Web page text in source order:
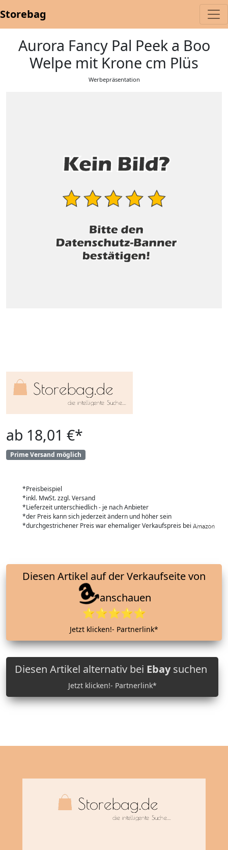
Storebag
Aurora Fancy Pal Peek a Boo
Welpe mit Krone cm Plüs
Werbepräsentation
ab 18,01 €*
Prime Versand möglich
*Preisbeispiel
*inkl. MwSt. zzgl. Versand
*Lieferzeit unterschiedlich - je nach Anbieter
*der Preis kann sich jederzeit ändern und höher sein
*durchgestrichener Preis war ehemaliger Verkaufspreis bei
anschauen
⭐⭐⭐⭐⭐
Jetzt klicken!- Partnerlink*
Diesen Artikel alternativ bei Ebaysuchen
Jetzt klicken!- Partnerlink*